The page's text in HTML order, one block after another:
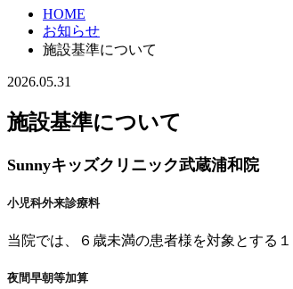
HOME
お知らせ
施設基準について
2026.05.31
施設基準について
Sunnyキッズクリニック武蔵浦和院
小児科外来診療料
当院では、６歳未満の患者様を対象とする
夜間早朝等加算